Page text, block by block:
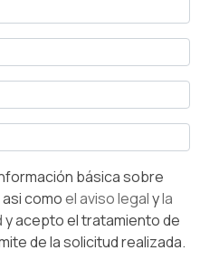
protección de datos asi comoel aviso legalyla
y acepto el tratamiento de
de la solicitud realizada.